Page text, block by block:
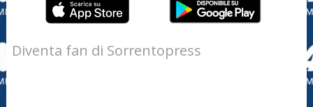
Diventa fan di Sorrentopress